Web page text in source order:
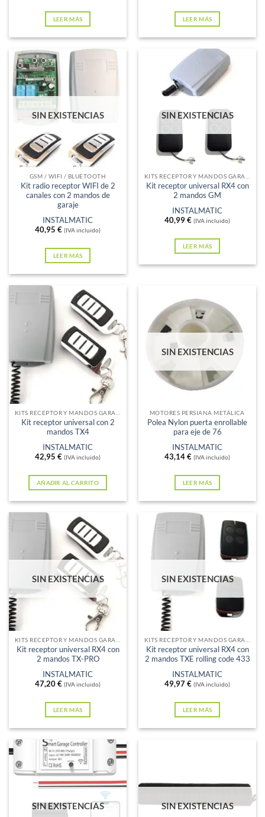
LEER MÁS LEER MÁS
SIN EXISTENCIAS
GSM / WIFI / BLUETOOTH
Kit radio receptor WIFI de 2
canales con 2 mandos de
garaje
INSTALMATIC
40,95 € (IVA incluido)
LEER MÁS
SIN EXISTENCIAS
Kit receptor universal RX4 con
2 mandos GM
INSTALMATIC
40,99€ (IVA incluido)
LEER MÁS
Kit receptor universal con 2
mandos TX4
INSTALMATIC
42,95 € (IVA incluido)
AÑADIR AL CARRITO
SIN EXISTENCIAS
MOTORES PERSIANA METÁLICA
Polea Nylon puerta enrollable
para eje de 76
INSTALMATIC
43,14€ (IVA incluido)
LEER MÁS
SIN EXISTENCIAS
Kit receptor universal RX4 con
2 mandos TX-PRO
INSTALMATIC
47,20€ (IVA incluido)
LEER MÁS
SIN EXISTENCIAS
Kit receptor universal RX4 con
2 mandos TXE rolling code 433
INSTALMATIC
49,97€ (IVA incluido)
LEER MÁS
SIN EXISTENCIAS SIN EXISTENCIAS